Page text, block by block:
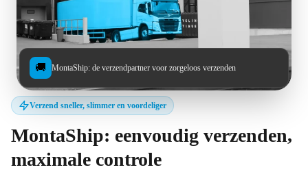
🚚 MontaShip: de verzendpartner voor zorgeloos verzenden
Verzend sneller, slimmer en voordeliger
MontaShip: eenvoudig verzenden,
maximale controle